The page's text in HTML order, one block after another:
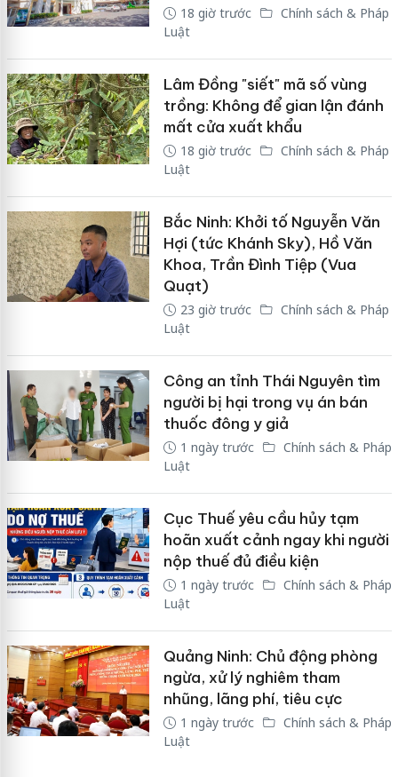
18 giờ trước
Chính sách & Pháp
Luật
Lâm Đồng "siết" mã số vùng
trồng: Không để gian lận đánh
mất cửa xuất khẩu
18 giờ trước
Chính sách & Pháp
Luật
Bắc Ninh: Khởi tố Nguyễn Văn
Hợi (tức Khánh Sky), Hồ Văn
Khoa, Trần Đình Tiệp (Vua
Quạt)
23 giờ trước
Chính sách & Pháp
Luật
Công an tỉnh Thái Nguyên tìm
người bị hại trong vụ án bán
thuốc đông y giả
1 ngày trước
Chính sách & Pháp
Luật
Cục Thuế yêu cầu hủy tạm
hoãn xuất cảnh ngay khi người
nộp thuế đủ điều kiện
1 ngày trước
Chính sách & Pháp
Luật
Quảng Ninh: Chủ động phòng
ngừa, xử lý nghiêm tham
nhũng, lãng phí, tiêu cực
1 ngày trước
Chính sách & Pháp
Luật